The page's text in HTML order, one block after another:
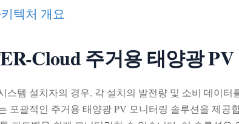
텍처 개요
Cloud 주거용 태양광
스템 설치자의 경우, 각 설치의 발전량 및 소비 데이
포괄적인 주거용 태양광 PV 모니터링 솔루션을 제